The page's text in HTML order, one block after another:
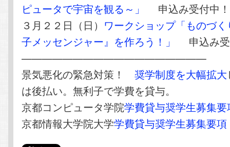
ピュータで宇宙を観る～」
申込み受付中！
３月２２日（日） ワークショップ「ものづ
子メッセンジャー』を作ろう！」
申込み
——————————————————
景気悪化の緊急対策！奨学制度を大幅拡大
は後払い。無利子で学費を貸与。
京都コンピュータ学院学費貸与奨学生募集要
京都情報大学院大学学費貸与奨学生募集要項